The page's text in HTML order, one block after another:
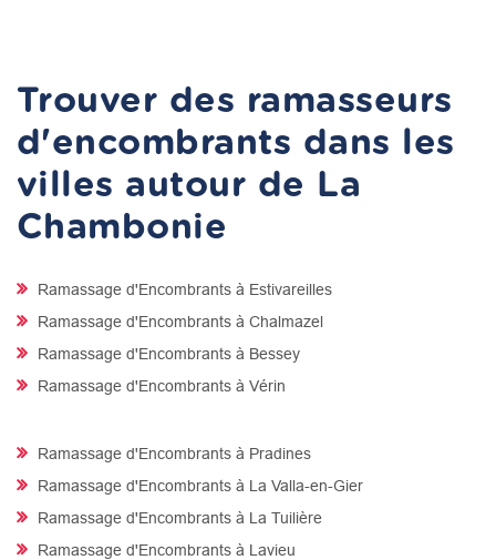
Trouver des ramasseurs
d'encombrants dans les
villes autour de La
Chambonie
Ramassage d'Encombrants à Estivareilles
Ramassage d'Encombrants à Chalmazel
Ramassage d'Encombrants à Bessey
Ramassage d'Encombrants à Vérin
Ramassage d'Encombrants à Pradines
Ramassage d'Encombrants à La Valla-en-Gier
Ramassage d'Encombrants à La Tuilière
Ramassage d'Encombrants à Lavieu